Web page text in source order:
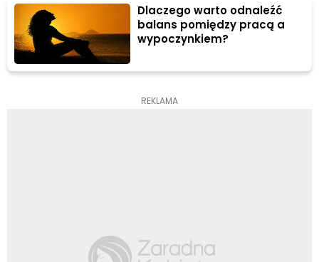
Dlaczego warto odnaleźć
balans pomiędzy pracą a
wypoczynkiem?
REKLAMA